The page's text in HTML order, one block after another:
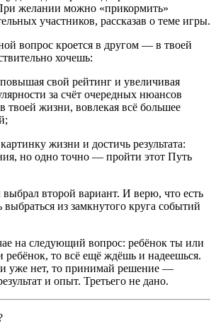
желании можно «прикормить»
участников, рассказав о теме игры.
вопрос кроется в другом — в твоей
хочешь:
повышая свой рейтинг и увеличивая
за счёт очередных нюансов
твоей жизни, вовлекая всё большее
жизни и достичь результата:
но одно точно — пройти этот Путь
второй вариант. И верю, что есть
из замкнутого круга событий
на следующий вопрос: ребёнок ты или
ребёнок, то всё ещё ждёшь и надеешься.
уже нет, то принимай решение —
и опыт. Третьего не дано.